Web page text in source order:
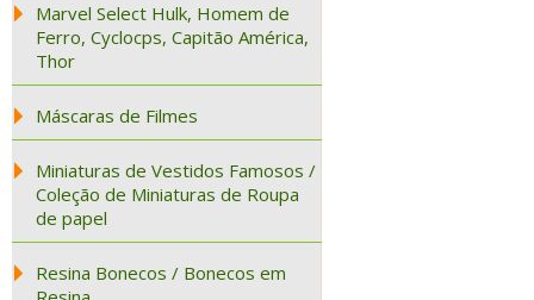
Marvel Select Hulk, Homem de
Ferro, Cyclocps, Capitão América,
Thor
Máscaras de Filmes
Miniaturas de Vestidos Famosos /
Coleção de Miniaturas de Roupa
de papel
Resina Bonecos / Bonecos em